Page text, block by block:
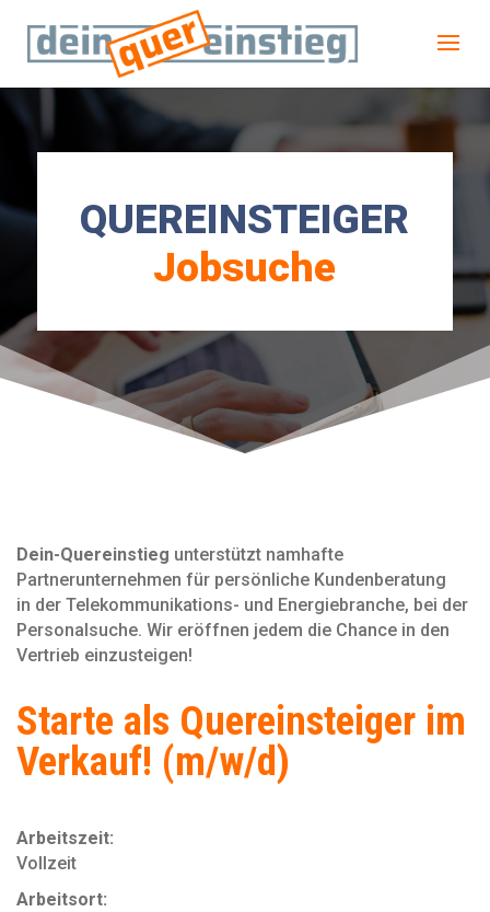
QUEREINSTEIGER
Jobsuche
Dein-Quereinstieg unterstützt namhafte
Partnerunternehmen für persönliche Kundenberatung
in der Telekommunikations- und Energiebranche, bei der
Personal­suche. Wir eröffnen jedem die Chance in den
Vertrieb einzusteigen!
Starte als Quereinsteiger im
Verkauf! (m/w/d)
Arbeitszeit:
Vollzeit
Arbeitsort: